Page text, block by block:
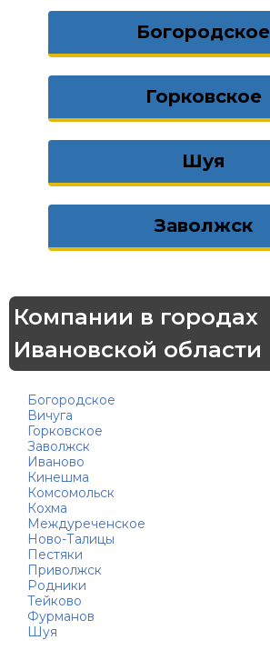
Богородское
Горковское
Шуя
Заволжск
Компании в городах
Ивановской области
Богородское
Вичуга
Горковское
Заволжск
Иваново
Кинешма
Комсомольск
Кохма
Междуреченское
Ново-Талицы
Пестяки
Приволжск
Родники
Тейково
Фурманов
Шуя